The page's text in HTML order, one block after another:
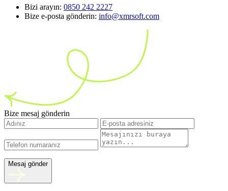
Bizi arayın: 0850 242 2227
Bize e-posta gönderin: info@xmrsoft.com
Bize mesaj gönderin
Mesaj gönder